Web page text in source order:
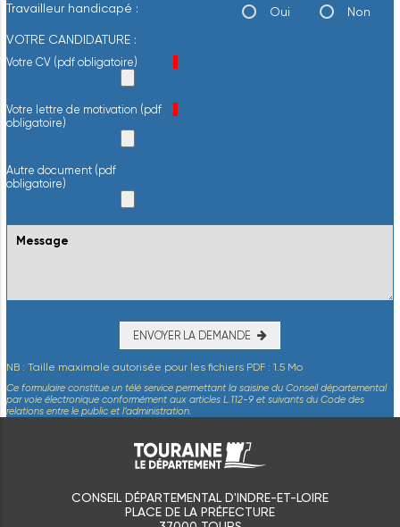
Travailleur handicapé : Oui
Non
VOTRE CANDIDATURE :
Champ obligatoire
Votre CV (pdf obligatoire)
Champ obligatoire
Votre lettre de motivation (pdf
obligatoire)
Autre document (pdf
obligatoire)
ENVOYER LA DEMANDE
NB : Taille maximale autorisée pour les fichiers PDF : 1.5 Mo
Ce formulaire constitue un télé service permettant la saisine du Conseil départemental
par voie électronique conformément aux articles L.112-9 et suivants du Code des
relations entre le public et l’administration.
CONSEIL DÉPARTEMENTAL D'INDRE-ET-LOIRE
PLACE DE LA PRÉFECTURE